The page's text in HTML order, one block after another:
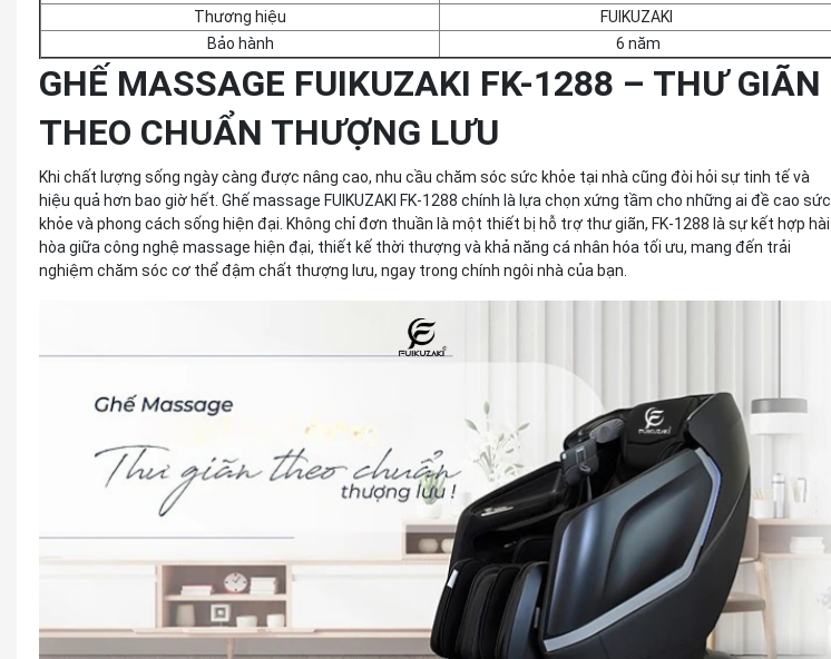
Thương hiệu
FUIKUZAKI
Bảo hành
6 năm
GHẾ MASSAGE FUIKUZAKI FK-1288 – THƯ GIÃN
THEO CHUẨN THƯỢNG LƯU
Khi chất lượng sống ngày càng được nâng cao, nhu cầu chăm sóc sức khỏe tại nhà cũng đòi hỏi sự tinh tế và
hiệu quả hơn bao giờ hết. Ghế massage FUIKUZAKI FK-1288 chính là lựa chọn xứng tầm cho những ai đề cao sức
khỏe và phong cách sống hiện đại. Không chỉ đơn thuần là một thiết bị hỗ trợ thư giãn, FK-1288 là sự kết hợp hài
hòa giữa công nghệ massage hiện đại, thiết kế thời thượng và khả năng cá nhân hóa tối ưu, mang đến trải
nghiệm chăm sóc cơ thể đậm chất thượng lưu, ngay trong chính ngôi nhà của bạn.